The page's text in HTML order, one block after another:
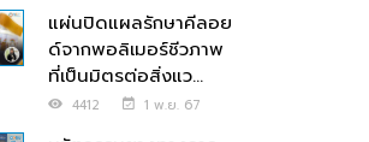
แผ่นปิดแผลรักษาคีลอย
ด์จากพอลิเมอร์ชีวภาพ
ที่เป็นมิตรต่อสิ่งแว...
4412 1 พ.ย. 67